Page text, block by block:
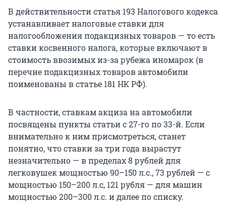
В действительности статья 193 Налогового кодекса
устанавливает налоговые ставки для
налогообложения подакцизных товаров — то есть
ставки косвенного налога, которые включают в
стоимость ввозимых из-за рубежа иномарок (в
перечне подакцизных товаров автомобили
поименованы в статье 181 НК РФ).
В частности, ставкам акциза на автомобили
посвящены пункты статьи с 27-го по 33-й. Если
внимательно к ним присмотреться, станет
понятно, что ставки за три года вырастут
незначительно — в пределах 8 рублей для
легковушек мощностью 90–150 л.с., 73 рублей — с
мощностью 150–200 л.с, 121 рубля — для машин
мощностью 200–300 л.с. и далее по списку.